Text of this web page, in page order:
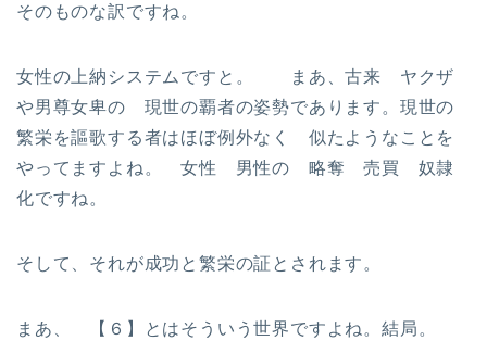
そのものな訳ですね。
女性の上納システムですと。 まあ、古来 ヤクザ
や男尊女卑の 現世の覇者の姿勢であります。現世の
繁栄を謳歌する者はほぼ例外なく 似たようなことを
やってますよね。 女性 男性の 略奪 売買 奴隷
化ですね。
そして、それが成功と繁栄の証とされます。
まあ、 【６】とはそういう世界ですよね。結局。